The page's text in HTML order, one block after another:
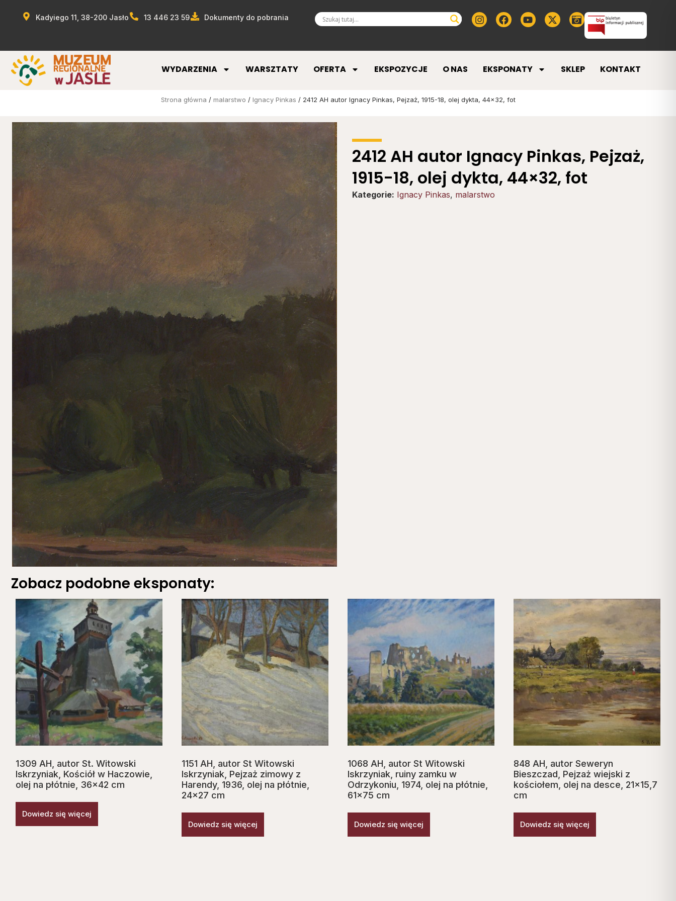
Kadyiego 11, 38-200 Jasło 13 446 23 59 Dokumenty do pobrania
WYDARZENIA WARSZTATY OFERTA EKSPOZYCJE O NAS EKSPONATY SKLEP KONTAKT
Strona główna / malarstwo / Ignacy Pinkas / 2412 AH autor Ignacy Pinkas, Pejzaż, 1915-18, olej dykta, 44×32, fot
2412 AH autor Ignacy Pinkas, Pejzaż,
1915-18, olej dykta, 44×32, fot
Kategorie: Ignacy Pinkas, malarstwo
Zobacz podobne eksponaty:
1309 AH, autor St. Witowski
Iskrzyniak, Kościół w Haczowie,
olej na płótnie, 36×42 cm
Dowiedz się więcej
1151 AH, autor St Witowski
Iskrzyniak, Pejzaż zimowy z
Harendy, 1936, olej na płótnie,
24×27 cm
Dowiedz się więcej
1068 AH, autor St Witowski
Iskrzyniak, ruiny zamku w
Odrzykoniu, 1974, olej na płótnie,
61×75 cm
Dowiedz się więcej
848 AH, autor Seweryn
Bieszczad, Pejzaż wiejski z
kościołem, olej na desce, 21×15,7
cm
Dowiedz się więcej